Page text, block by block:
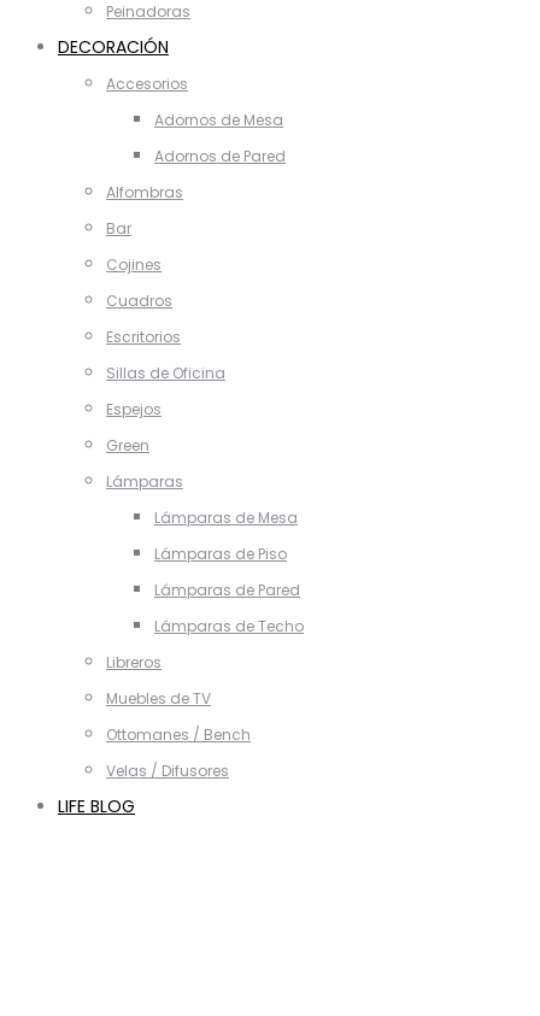
Peinadoras
DECORACIÓN
Accesorios
Adornos de Mesa
Adornos de Pared
Alfombras
Bar
Cojines
Cuadros
Escritorios
Sillas de Oficina
Espejos
Green
Lámparas
Lámparas de Mesa
Lámparas de Piso
Lámparas de Pared
Lámparas de Techo
Libreros
Muebles de TV
Ottomanes / Bench
Velas / Difusores
LIFE BLOG